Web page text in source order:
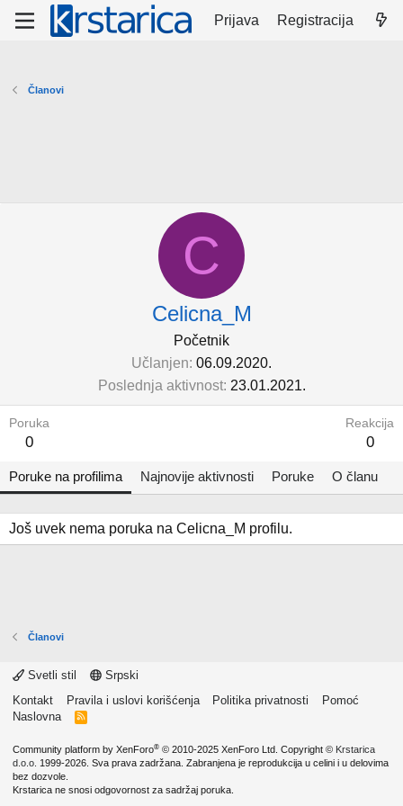
Prijava Registracija
Članovi
C
Celicna_M
Početnik
Učlanjen 06.09.2020.
Poslednja aktivnost 23.01.2021.
Poruka
0
Reakcija
0
Poruke na profilima Najnovije aktivnosti Poruke O članu
Još uvek nema poruka na Celicna_M profilu.
Članovi
Svetli stil
Srpski
Kontakt
Pravila i uslovi korišćenja Politika privatnosti
Pomoć
Naslovna
R
Community platform by XenForo® © 2010-2025 XenForo Ltd. Copyright © Krstarica
d.o.o. 1999-2026. Sva prava zadržana. Zabranjena je reprodukcija u celini i u delovima
bez dozvole.
Krstarica ne snosi odgovornost za sadržaj poruka.